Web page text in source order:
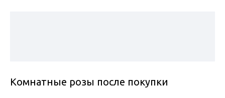
Комнатные розы после покупки